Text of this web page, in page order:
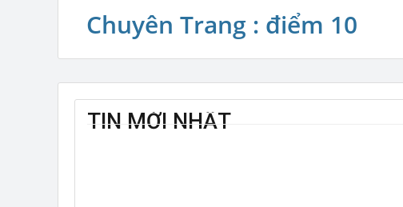
Chuyên Trang : điểm 10
TIN MỚI NHẤT